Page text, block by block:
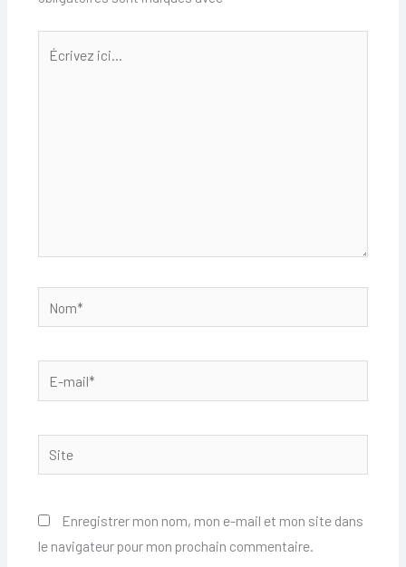
mail*
Enregistrer mon nom, mon e-mail et mon site dans
le navigateur pour mon prochain commentaire.